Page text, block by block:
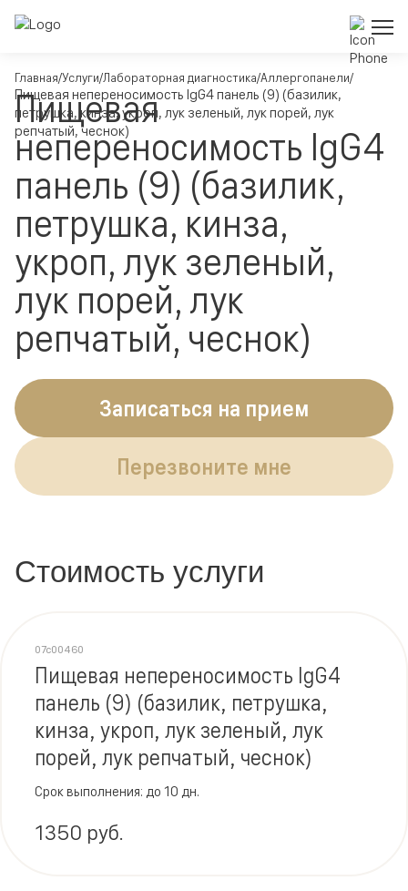
Главная Услуги Лабораторная диагностика Аллергопанели
Пищевая непереносимость IgG4 панель (9) (базилик,
петрушка, кинза, укроп, лук зеленый, лук порей, лук
репчатый, чеснок)
Пищевая
непереносимость IgG4
панель (9) (базилик,
петрушка, кинза,
укроп, лук зеленый,
лук порей, лук
репчатый, чеснок)
Записаться на прием
Перезвоните мне
Стоимость услуги
Пищевая непереносимость IgG4
панель (9) (базилик, петрушка,
кинза, укроп, лук зеленый, лук
порей, лук репчатый, чеснок)
07c00460
1350 руб.
Срок выполнения: до 10 дн.